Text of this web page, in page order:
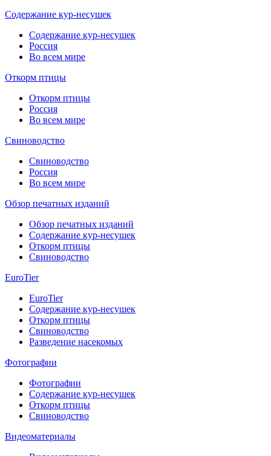
Содержание кур-несушек
Содержание кур-несушек
Россия
Во всем мире
Откорм птицы
Откорм птицы
Россия
Во всем мире
Свиноводство
Свиноводство
Россия
Во всем мире
Обзор печатных изданий
Обзор печатных изданий
Содержание кур-несушек
Откорм птицы
Свиноводство
EuroTier
EuroTier
Содержание кур-несушек
Откорм птицы
Свиноводство
Разведение насекомых
Фотографии
Фотографии
Содержание кур-несушек
Откорм птицы
Свиноводство
Видеоматериалы